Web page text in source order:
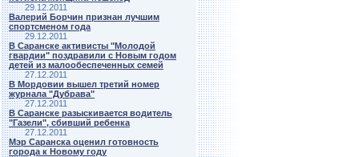
29.12.2011
Валерий Борчин признан лучшим
спортсменом года
29.12.2011
В Саранске активисты "Молодой
гвардии" поздравили с Новым годом
детей из малообеспеченных семей
27.12.2011
В Мордовии вышел третий номер
журнала "Дубрава"
27.12.2011
В Саранске разыскивается водитель
"Газели", сбивший ребенка
27.12.2011
Мэр Саранска оценил готовность
города к Новому году